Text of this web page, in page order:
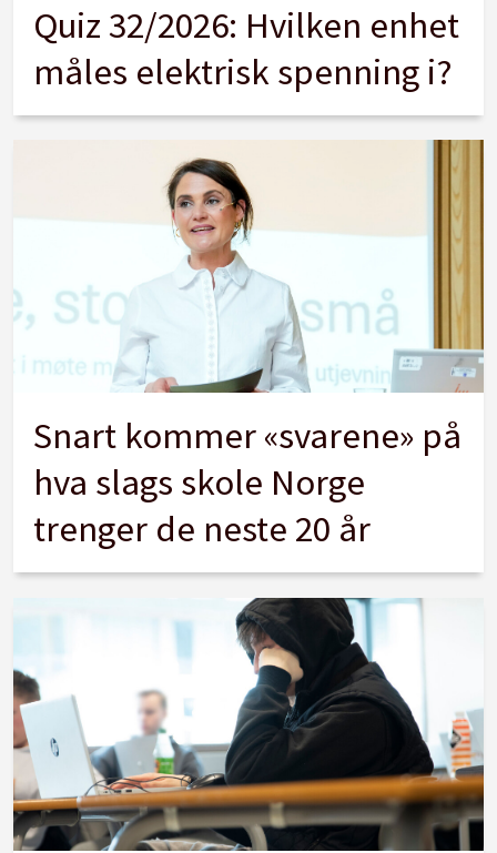
Quiz 32/2026: Hvilken enhet
måles elektrisk spenning i?
Snart kommer «svarene» på
hva slags skole Norge
trenger de neste 20 år